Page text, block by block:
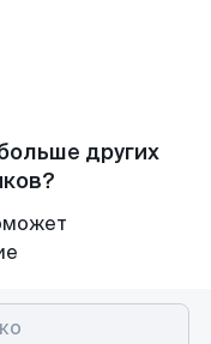
других